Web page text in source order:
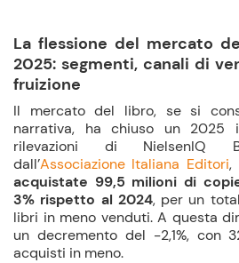
La flessione del mercato
2025: segmenti, canali di
fruizione
Il mercato del libro, se si
narrativa, ha chiuso un 2025
rilevazioni di NielsenIQ
dall’Associazione Italiana Editori,
acquistate 99,5 milioni di
3% rispetto al 2024, per un
libri in meno venduti. A questa
un decremento del -2,1%, con
acquisti in meno.